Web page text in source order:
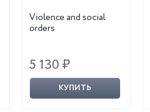
Violence and social
orders
5 130 ₽
КУПИТЬ